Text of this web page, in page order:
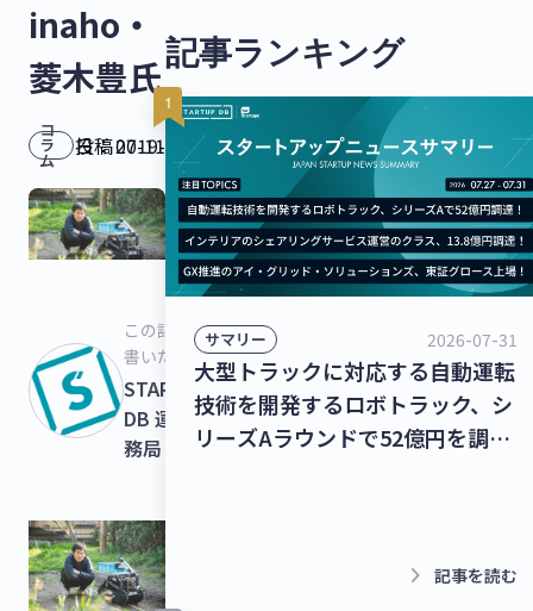
inaho・
菱木豊氏
コ
ラ
ム
投稿日：2019-07-11
この記事を
書いた人
STARTUPS
DB 運営事
務局
記事ランキング
サマリー 2026-07-31
大型トラックに対応する自動運転
技術を開発するロボトラック、シ
リーズAラウンドで52億円を調
達！【最新スタートアップニュー
keyboard_arrow_right 記事を読む